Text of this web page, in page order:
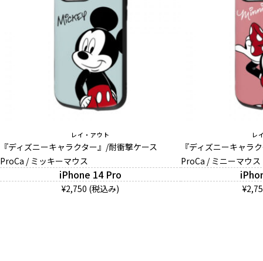
レイ・アウト
『ディズニーキャラクター』/耐衝撃ケース
ProCa / ミッキーマウス
iPhone 14 Pro
¥2,750 (税込み)
レ
『ディズニーキャラ
ProCa / ミニーマウス